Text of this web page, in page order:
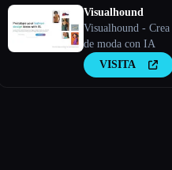
Visualhound
Visualhound -
de moda con IA
VISITA